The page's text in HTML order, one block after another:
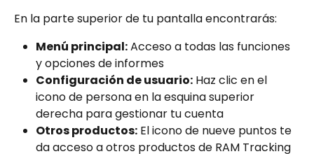
En la parte superior de tu pantalla encontrarás:
Menú principal: Acceso a todas las funciones
y opciones de informes
Configuración de usuario: Haz clic en el
icono de persona en la esquina superior
derecha para gestionar tu cuenta
Otros productos: El icono de nueve puntos te
da acceso a otros productos de RAM Tracking